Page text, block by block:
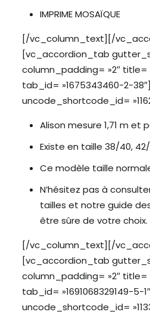
IMPRIME MOSAÏQUE
[/vc_column_text][/
[vc_accordion_tab
column_padding= »2″ title=
tab_id= »1675343460-2-
uncode_shortcode_id=
Alison mesure 1,71 m et
Existe en taille 38/40,
Ce modèle taille
N’hésitez pas à
tailles et notre guide
être sûre de votre choix.
[/vc_column_text][/
[vc_accordion_tab
column_padding= »2″ title=
tab_id= »1691068329149-
uncode_shortcode_id=